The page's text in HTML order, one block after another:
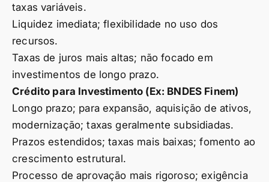
taxas variáveis.
Liquidez imediata; flexibilidade no uso dos
recursos.
Taxas de juros mais altas; não focado em
investimentos de longo prazo.
Crédito para Investimento (Ex: BNDES Finem)
Longo prazo; para expansão, aquisição de ativos,
modernização; taxas geralmente subsidiadas.
Prazos estendidos; taxas mais baixas; fomento ao
crescimento estrutural.
Processo de aprovação mais rigoroso; exigência